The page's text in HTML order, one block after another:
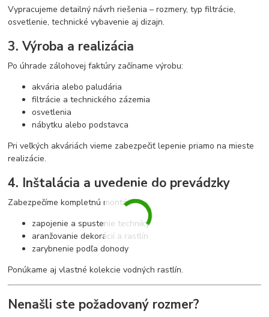
Vypracujeme detailný návrh riešenia – rozmery, typ filtrácie,
osvetlenie, technické vybavenie aj dizajn.
3. Výroba a realizácia
Po úhrade zálohovej faktúry začíname výrobu:
akvária alebo paludária
filtrácie a technického zázemia
osvetlenia
nábytku alebo podstavca
Pri veľkých akváriách vieme zabezpečiť lepenie priamo na mieste
realizácie.
4. Inštalácia a uvedenie do prevádzky
Zabezpečíme kompletnú montáž:
zapojenie a spustenie techniky
aranžovanie dekorácií a rastlín
zarybnenie podľa dohody
Ponúkame aj vlastné kolekcie vodných rastlín.
Nenašli ste požadovaný rozmer?